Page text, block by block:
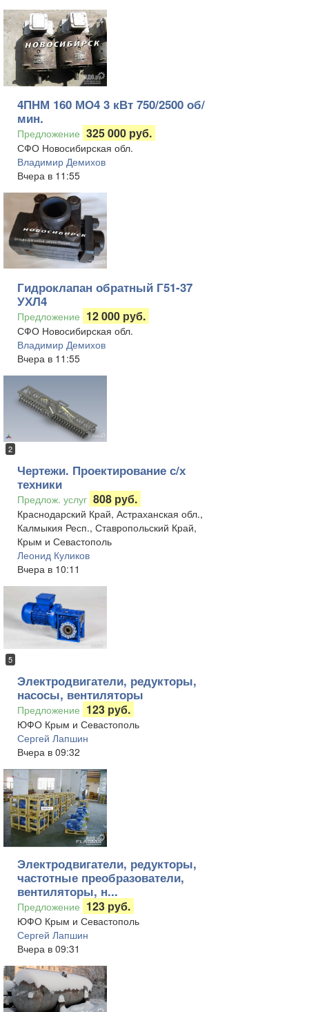
4ПНМ 160 МО4 3 кВт 750/2500 об/
мин.
Предложение 325 000 руб.
СФО Новосибирская обл.
Владимир Демихов
Вчера в 11:55
Гидроклапан обратный Г51-37
УХЛ4
Предложение 12 000 руб.
СФО Новосибирская обл.
Владимир Демихов
Вчера в 11:55
2
Чертежи. Проектирование с/х
техники
Предлож. услуг 808 руб.
Краснодарский Край, Астраханская обл.,
Калмыкия Респ., Ставропольский Край,
Крым и Севастополь
Леонид Куликов
Вчера в 10:11
5
Электродвигатели, редукторы,
насосы, вентиляторы
Предложение 123 руб.
ЮФО Крым и Севастополь
Сергей Лапшин
Вчера в 09:32
Электродвигатели, редукторы,
частотные преобразователи,
вентиляторы, н...
Предложение 123 руб.
ЮФО Крым и Севастополь
Сергей Лапшин
Вчера в 09:31